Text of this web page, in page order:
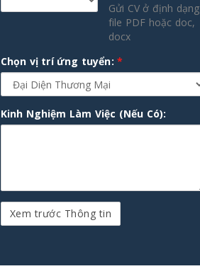
Gửi CV ở định dạng
file PDF hoặc doc,
docx
Chọn vị trí ứng tuyển:*
Kinh Nghiệm Làm Việc (Nếu Có):